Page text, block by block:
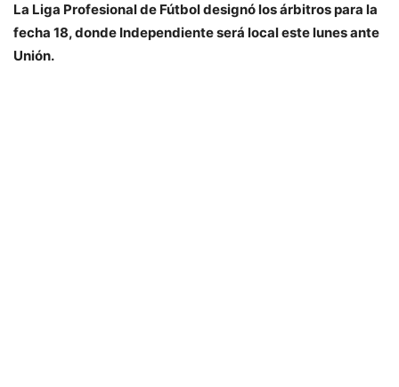
La Liga Profesional de Fútbol designó los árbitros para la
fecha 18, donde Independiente será local este lunes ante
Unión.